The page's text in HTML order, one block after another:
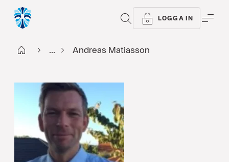
SÖK LOGGA IN
Start ... Andreas Matiasson